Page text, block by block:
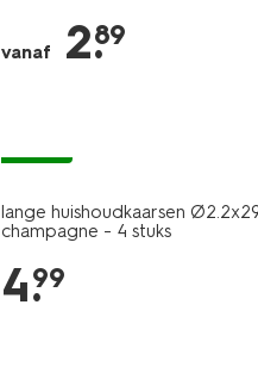
vanaf 2.
89
lange huishoudkaarsen
champagne - 4 stuks
4.
99